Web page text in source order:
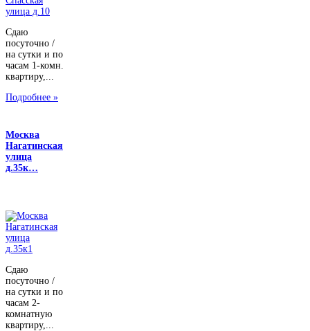
Сдаю
посуточно /
на сутки и по
часам 1-комн.
квартиру,...
Подробнее »
Москва
Нагатинская
улица
д.35к…
Сдаю
посуточно /
на сутки и по
часам 2-
комнатную
квартиру,...